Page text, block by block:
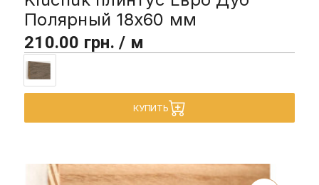
Полярный 18х60 мм
210.00 грн. / м
КУПИТЬ